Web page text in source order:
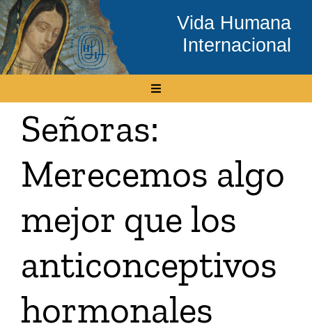
Skip
to
content
Vida Humana
Internacional
Toggle
Inicio
Conócenos
Temas
Boletín Electrónico
Media
Señoras:
Merecemos algo
mejor que los
anticonceptivos
hormonales